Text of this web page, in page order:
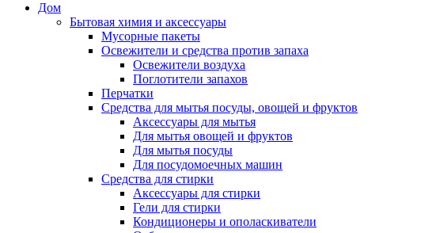
Дом
Бытовая химия и аксессуары
Мусорные пакеты
Освежители и средства против запаха
Освежители воздуха
Поглотители запахов
Перчатки
Средства для мытья посуды, овощей и фруктов
Аксессуары для мытья
Для мытья овощей и фруктов
Для мытья посуды
Для посудомоечных машин
Средства для стирки
Аксессуары для стирки
Гели для стирки
Кондиционеры и ополаскиватели